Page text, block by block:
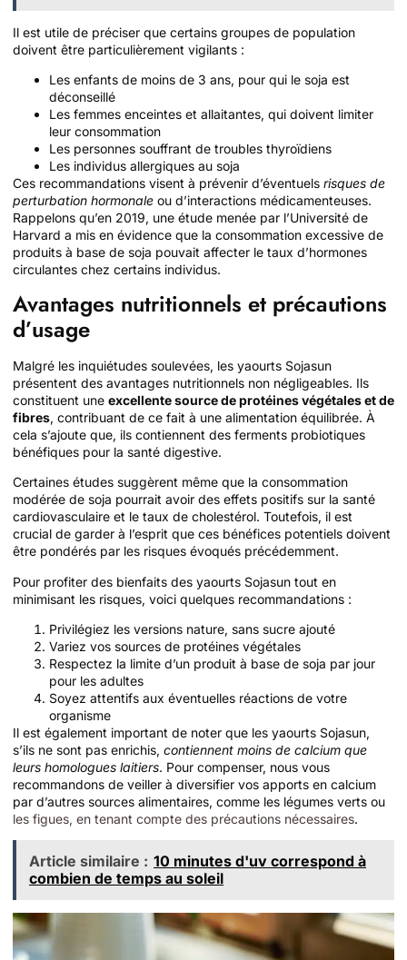
Il est utile de préciser que certains groupes de population
doivent être particulièrement vigilants :
Les enfants de moins de 3 ans, pour qui le soja est
déconseillé
Les femmes enceintes et allaitantes, qui doivent limiter
leur consommation
Les personnes souffrant de troubles thyroïdiens
Les individus allergiques au soja
Ces recommandations visent à prévenir d’éventuels risques de
perturbation hormonale ou d’interactions médicamenteuses.
Rappelons qu’en 2019, une étude menée par l’Université de
Harvard a mis en évidence que la consommation excessive de
produits à base de soja pouvait affecter le taux d’hormones
circulantes chez certains individus.
Avantages nutritionnels et précautions
d’usage
Malgré les inquiétudes soulevées, les yaourts Sojasun
présentent des avantages nutritionnels non négligeables. Ils
constituent une excellente source de protéines végétales et de
fibres, contribuant de ce fait à une alimentation équilibrée. À
cela s’ajoute que, ils contiennent des ferments probiotiques
bénéfiques pour la santé digestive.
Certaines études suggèrent même que la consommation
modérée de soja pourrait avoir des effets positifs sur la santé
cardiovasculaire et le taux de cholestérol. Toutefois, il est
crucial de garder à l’esprit que ces bénéfices potentiels doivent
être pondérés par les risques évoqués précédemment.
Pour profiter des bienfaits des yaourts Sojasun tout en
minimisant les risques, voici quelques recommandations :
Privilégiez les versions nature, sans sucre ajouté
Variez vos sources de protéines végétales
Respectez la limite d’un produit à base de soja par jour
pour les adultes
Soyez attentifs aux éventuelles réactions de votre
organisme
Il est également important de noter que les yaourts Sojasun,
s’ils ne sont pas enrichis, contiennent moins de calcium que
leurs homologues laitiers. Pour compenser, nous vous
recommandons de veiller à diversifier vos apports en calcium
par d’autres sources alimentaires, comme les légumes verts ou
les figues, en tenant compte des précautions nécessaires.
Article similaire : 10 minutes d'uv correspond à
combien de temps au soleil